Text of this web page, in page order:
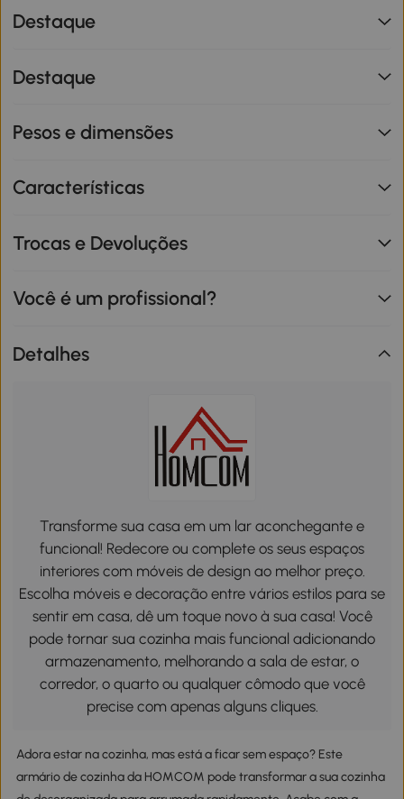
Destaque
Destaque
Pesos e dimensões
Características
Trocas e Devoluções
Você é um profissional?
Detalhes
Transforme sua casa em um lar aconchegante e
funcional! Redecore ou complete os seus espaços
interiores com móveis de design ao melhor preço.
Escolha móveis e decoração entre vários estilos para se
sentir em casa, dê um toque novo à sua casa! Você
pode tornar sua cozinha mais funcional adicionando
armazenamento, melhorando a sala de estar, o
corredor, o quarto ou qualquer cômodo que você
precise com apenas alguns cliques.
Adora estar na cozinha, mas está a ficar sem espaço? Este
armário de cozinha da HOMCOM pode transformar a sua cozinha